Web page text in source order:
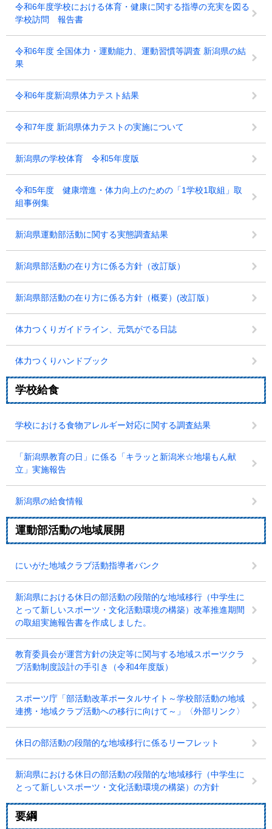
令和6年度学校における体育・健康に関する指導の充実を図る
学校訪問 報告書
令和6年度 全国体力・運動能力、運動習慣等調査 新潟県の結
果
令和6年度新潟県体力テスト結果
令和7年度 新潟県体力テストの実施について
新潟県の学校体育 令和5年度版
令和5年度 健康増進・体力向上のための「1学校1取組」取
組事例集
新潟県運動部活動に関する実態調査結果
新潟県部活動の在り方に係る方針（改訂版）
新潟県部活動の在り方に係る方針（概要）(改訂版）
体力つくりガイドライン、元気がでる日誌
体力つくりハンドブック
学校給食
学校における食物アレルギー対応に関する調査結果
「新潟県教育の日」に係る「キラッと新潟米☆地場もん献
立」実施報告
新潟県の給食情報
運動部活動の地域展開
にいがた地域クラブ活動指導者バンク
新潟県における休日の部活動の段階的な地域移行（中学生に
とって新しいスポーツ・文化活動環境の構築）改革推進期間
の取組実施報告書を作成しました。
教育委員会が運営方針の決定等に関与する地域スポーツクラ
ブ活動制度設計の手引き（令和4年度版）
スポーツ庁「部活動改革ポータルサイト～学校部活動の地域
連携・地域クラブ活動への移行に向けて～」〈外部リンク〉
休日の部活動の段階的な地域移行に係るリーフレット
新潟県における休日の部活動の段階的な地域移行（中学生に
とって新しいスポーツ・文化活動環境の構築）の方針
要綱